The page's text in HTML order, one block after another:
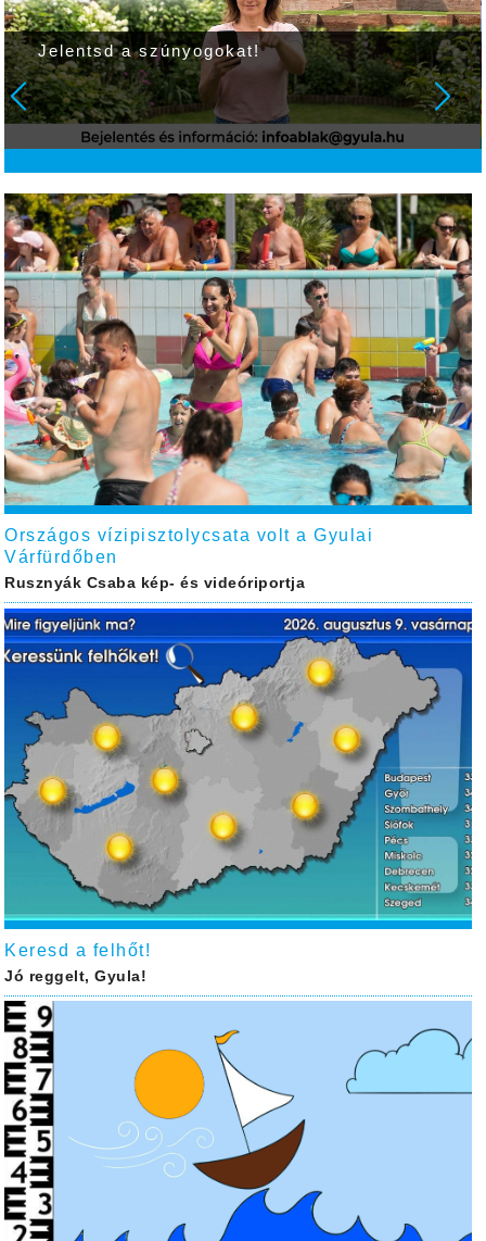
Jelentsd a szúnyogokat!
Országos vízipisztolycsata volt a Gyulai
Várfürdőben
Rusznyák Csaba kép- és videóriportja
Keresd a felhőt!
Jó reggelt, Gyula!